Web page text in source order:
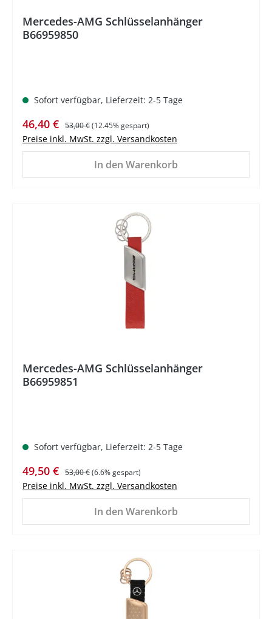
Mercedes-AMG Schlüsselanhänger
B66959850
Sofort verfügbar, Lieferzeit: 2-5 Tage
Verkaufspreis:
46,40 € Regulärer Preis:
53,00 €(12.45% gespart)
Preise inkl. MwSt. zzgl. Versandkosten
In den Warenkorb
Mercedes-AMG Schlüsselanhänger
B66959851
Sofort verfügbar, Lieferzeit: 2-5 Tage
Verkaufspreis:
49,50 € Regulärer Preis:
53,00 €(6.6% gespart)
Preise inkl. MwSt. zzgl. Versandkosten
In den Warenkorb